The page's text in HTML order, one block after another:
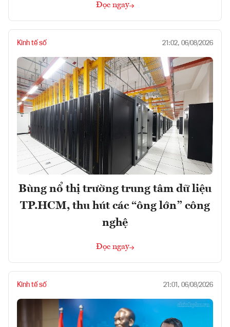
Đọc ngay
Kinh tế số 21:02, 06/08/2026
Bùng nổ thị trường trung tâm dữ liệu
TP.HCM, thu hút các “ông lớn” công
nghệ
Đọc ngay
Kinh tế số 21:01, 06/08/2026